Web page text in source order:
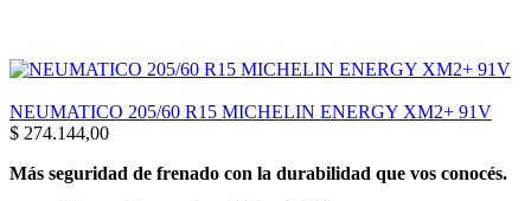
NEUMATICO 205/60 R15 MICHELIN ENERGY XM2+ 91V
$ 274.144,00
Más seguridad de frenado con la durabilidad que vos conocés.